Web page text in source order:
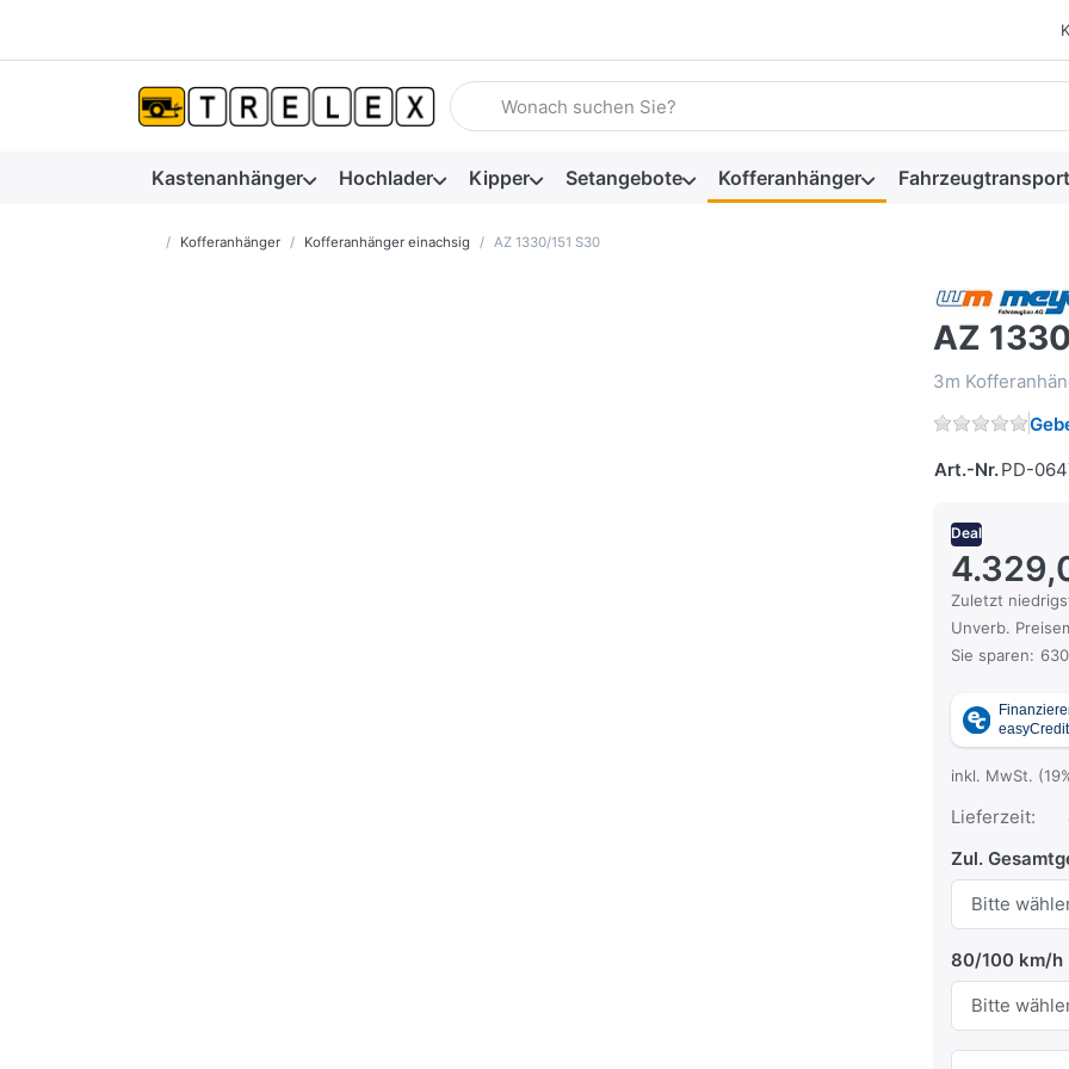
Geben Sie einen Suchbegriff ein. Während Sie tippen, erscheinen
Kastenanhänger Hochlader Kipper Setangebote Kofferanhänger
Startseite
Kofferanhänger Kofferanhänger einachsig AZ 1330/151 S30
AZ
3m
Art.-Nr.PD-
Deal
Zuletzt
Es handelt
Unverb.
Die UVP ist
Sie sparen:
inkl. MwSt.
Lieferzeit:
Zul.
80/100 km/h